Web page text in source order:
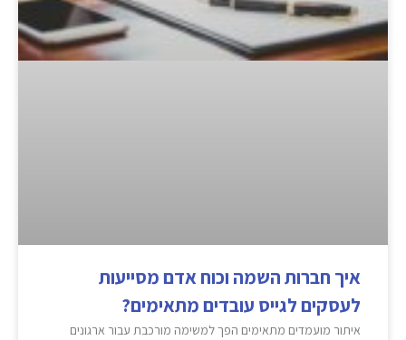
איך חברות השמה וכוח אדם מסייעות
לעסקים לגייס עובדים מתאימים?
איתור מועמדים מתאימים הפך למשימה מורכבת עבור ארגונים